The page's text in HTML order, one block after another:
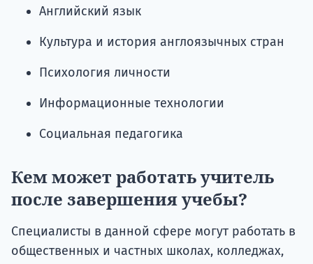
Английский язык
Культура и история англоязычных стран
Психология личности
Информационные технологии
Социальная педагогика
Кем может работать учитель
после завершения учебы?
Специалисты в данной сфере могут работать в
общественных и частных школах, колледжах,